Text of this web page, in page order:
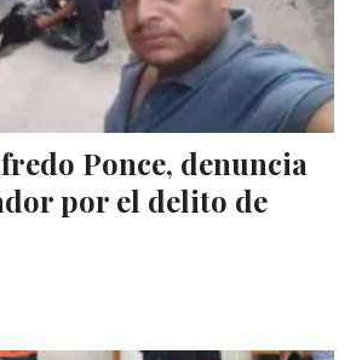
Ponce, denuncia
por el delito de